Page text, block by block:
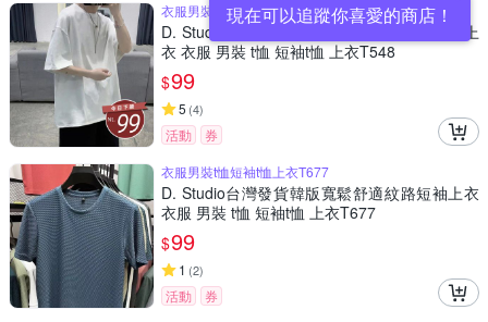
現在可以追蹤你喜愛的商店！
衣服男裝t恤短袖t恤上衣T548
D. Studio台灣發貨韓版五分袖寬鬆慵懶短袖上
衣 衣服 男裝 t恤 短袖t恤 上衣T548
$99
5 (4)
活動
券
衣服男裝t恤短袖t恤上衣T677
D. Studio台灣發貨韓版寬鬆舒適紋路短袖上衣
衣服 男裝 t恤 短袖t恤 上衣T677
$99
1 (2)
活動
券